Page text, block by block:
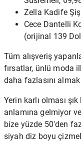
Zella Kadife
Cece Dantelli
(orijinal 139
Tüm alışveriş
fırsatlar, ünlü moda
daha fazlasını
Yerin karlı olması
anlamına gelmiyor
bize yüzde 50'den
siyah diz boyu